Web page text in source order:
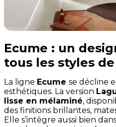
Ecume : un
tous les styles
La ligne Ecume se décline
esthétiques. La version
lisse en mélaminé,
des finitions brillantes,
Elle s’intègre aussi bien